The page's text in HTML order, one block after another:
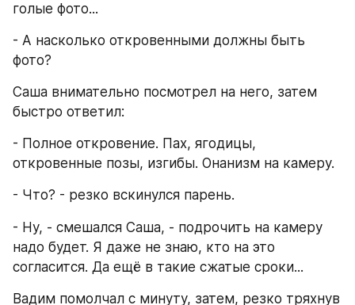
голые фото...
- А насколько откровенными должны быть
фото?
Саша внимательно посмотрел на него, затем
быстро ответил:
- Полное откровение. Пах, ягодицы,
откровенные позы, изгибы. Онанизм на камеру.
- Что? - резко вскинулся парень.
- Ну, - смешался Саша, - подрочить на камеру
надо будет. Я даже не знаю, кто на это
согласится. Да ещё в такие сжатые сроки...
Вадим помолчал с минуту, затем, резко тряхнув